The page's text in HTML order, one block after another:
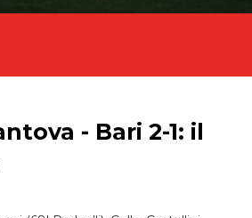
- Bari 2-1: il